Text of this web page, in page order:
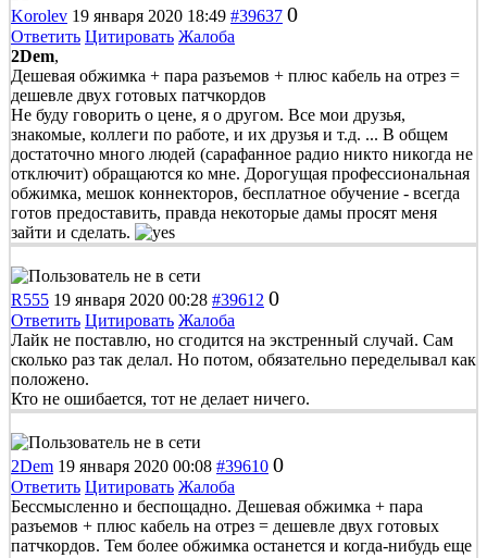
Korolev 19 января 2020 18:49 #39637 0
Ответить Цитировать Жалоба
2Dem,
Дешевая обжимка + пара разъемов + плюс кабель на отрез =
дешевле двух готовых патчкордов
Не буду говорить о цене, я о другом. Все мои друзья,
знакомые, коллеги по работе, и их друзья и т.д. ... В общем
достаточно много людей (сарафанное радио никто никогда не
отключит) обращаются ко мне. Дорогущая профессиональная
обжимка, мешок коннекторов, бесплатное обучение - всегда
готов предоставить, правда некоторые дамы просят меня
зайти и сделать.
R555 19 января 2020 00:28 #39612 0
Ответить Цитировать Жалоба
Лайк не поставлю, но сгодится на экстренный случай. Сам
сколько раз так делал. Но потом, обязательно переделывал как
положено.
Кто не ошибается, тот не делает ничего.
2Dem 19 января 2020 00:08 #39610 0
Ответить Цитировать Жалоба
Бессмысленно и беспощадно. Дешевая обжимка + пара
разъемов + плюс кабель на отрез = дешевле двух готовых
патчкордов. Тем более обжимка останется и когда-нибудь еще